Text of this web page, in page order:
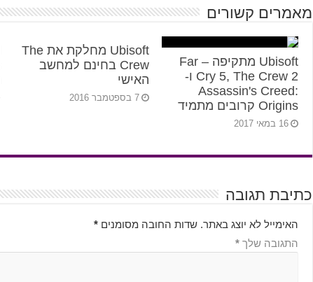
מאמרים קשורים
Ubisoft מתקיפה – Far
Cry 5, The Crew 2 ו-
Assassin's Creed:
Origins קרובים מתמיד
16 במאי 2017
Ubisoft מחלקת את The
Crew בחינם למחשב
האישי
7 בספטמבר 2016
כתיבת תגובה
האימייל לא יוצג באתר. שדות החובה מסומנים*
התגובה שלך*